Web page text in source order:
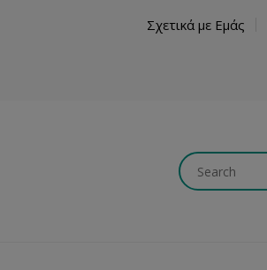
Σχετικά με Εμάς